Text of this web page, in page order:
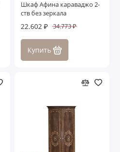
Шкаф Афина караваджо 2-
ств без зеркала
22.602 ₽ 34.773 ₽
Купить